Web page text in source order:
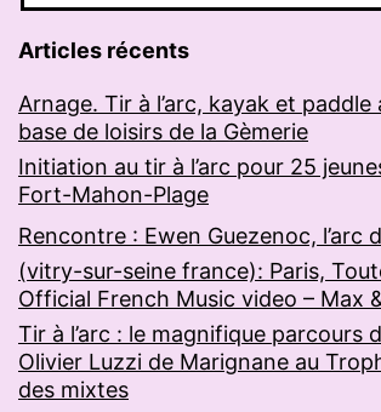
Articles récents
Arnage. Tir à l’arc, kayak et paddle
base de loisirs de la Gèmerie
Initiation au tir à l’arc pour 25
Fort-Mahon-Plage
Rencontre : Ewen Guezenoc, l’arc
(vitry-sur-seine france): Paris,
Official French Music video – Max
Tir à l’arc : le magnifique parcours
Olivier Luzzi de Marignane au
des mixtes